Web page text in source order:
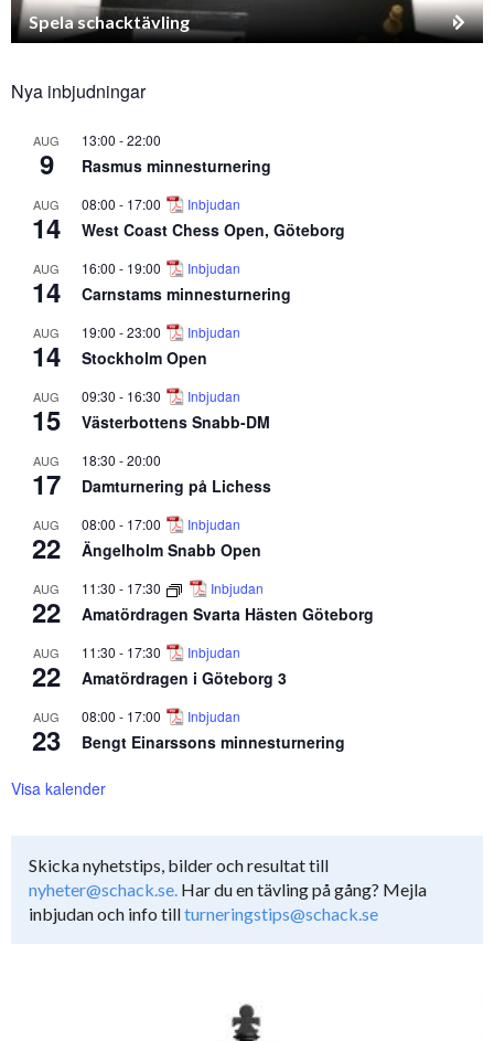
Spela schacktävling
Nya inbjudningar
AUG
9
13:00 -22:00
Rasmus minnesturnering
AUG
14
08:00 - 17:00 Inbjudan
West Coast Chess Open, Göteborg
AUG
14
16:00 - 19:00 Inbjudan
Carnstams minnesturnering
AUG
14
19:00 -23:00 Inbjudan
Stockholm Open
AUG
15
09:30 - 16:30 Inbjudan
Västerbottens Snabb-DM
AUG
17
18:30 -20:00
Damturnering på Lichess
AUG
22
08:00 - 17:00 Inbjudan
Ängelholm Snabb Open
AUG
22
11:30 - 17:30 Inbjudan
Amatördragen Svarta Hästen Göteborg
AUG
22
11:30 - 17:30 Inbjudan
Amatördragen i Göteborg 3
AUG
23
08:00 - 17:00 Inbjudan
Bengt Einarssons minnesturnering
Visa kalender
Skicka nyhetstips, bilder och resultat till
nyheter@schack.se. Har du en tävling på gång? Mejla
inbjudan och info tillturneringstips@schack.se